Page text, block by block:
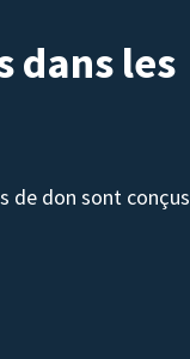
dans les
de don sont conçus